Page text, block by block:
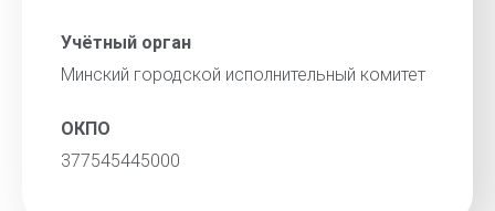
Учётный орган
Минский городской исполнительный комитет
ОКПО
377545445000